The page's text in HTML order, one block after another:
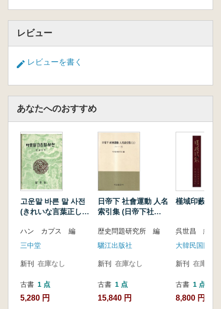
レビュー
レビューを書く
あなたへのおすすめ
고운말 바른 말 사전
(きれいな言葉正しい
ハン カプス 編
三中堂
新刊 在庫なし
古書 1 点
5,280 円
日帝下 社會運動 人名
索引集 (日帝下社会
上、下 全2巻
歴史問題研究所 編
驪江出版社
新刊 在庫なし
古書 1 点
15,840 円
槿域印藪 (槿
呉世昌 編著
大韓民国国会
新刊 在庫なし
古書 1 点
8,800 円